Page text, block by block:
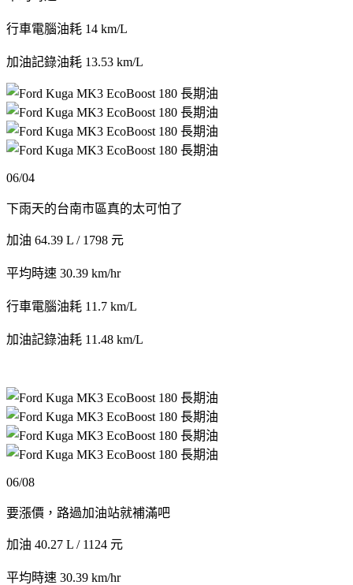
行車電腦油耗 14 km/L
加油記錄油耗 13.53 km/L
06/04
下雨天的台南市區真的太可怕了
加油 64.39 L / 1798 元
平均時速 30.39 km/hr
行車電腦油耗 11.7 km/L
加油記錄油耗 11.48 km/L
06/08
要漲價，路過加油站就補滿吧
加油 40.27 L / 1124 元
平均時速 30.39 km/hr